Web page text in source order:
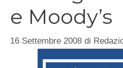
e Moody’s
16 Settembre 2008 di